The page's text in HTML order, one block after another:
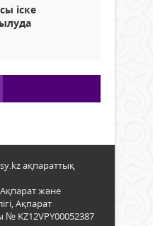
іске
ақпараттық
және
Ақпарат
№ KZ12VPY00052387